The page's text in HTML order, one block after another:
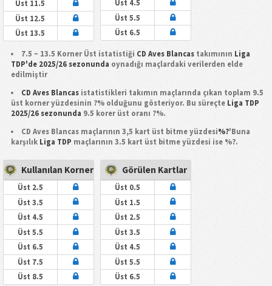
Üst 11.5
Üst 12.5
Üst 13.5
Üst 4.5
Üst 5.5
Üst 6.5
7.5 ~ 13.5 Korner Üst istatistiği CD Aves Blancas takımının Liga
TDP'de 2025/26 sezonunda oynadığı maçlardaki verilerden elde
edilmiştir
CD Aves Blancas istatistikleri takımın maçlarında çıkan toplam 9.5
üst korner yüzdesinin ?% olduğunu gösteriyor. Bu süreçte Liga TDP
2025/26 sezonunda 9.5 korer üst oranı ?%.
CD Aves Blancas maçlarının 3,5 kart üst bitme yüzdesi%?'Buna
karşılık Liga TDP maçlarının 3.5 kart üst bitme yüzdesi ise %?.
Kullanılan Korner
Üst 2.5
Üst 3.5
Üst 4.5
Üst 5.5
Üst 6.5
Üst 7.5
Üst 8.5
Görülen Kartlar
Üst 0.5
Üst 1.5
Üst 2.5
Üst 3.5
Üst 4.5
Üst 5.5
Üst 6.5